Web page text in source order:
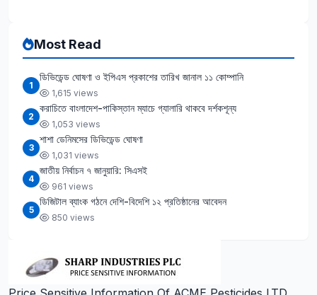
Most Read
1
ডিভিডেন্ড ঘোষণা ও ইপিএস প্রকাশের তারিখ জানাল ১১ কোম্পানি
1,615 views
2
করাচিতে বাংলাদেশ-পাকিস্তান ম্যাচে গ্যালারি থাকবে দর্শকশূন্য
1,053 views
3
শাশা ডেনিমসের ডিভিডেন্ড ঘোষণা
1,031 views
4
জাতীয় নির্বাচন ৭ জানুয়ারি: সিএসই
961 views
5
ডিজিটাল ব্যাংক গঠনে দেশি-বিদেশি ১২ প্রতিষ্ঠানের আবেদন
850 views